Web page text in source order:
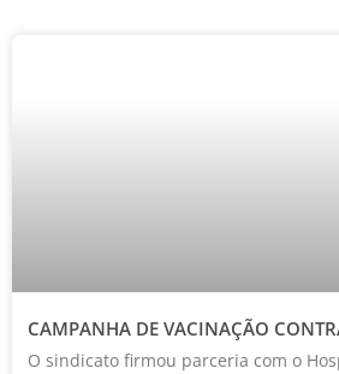
CAMPANHA DE VACINAÇÃO
O sindicato firmou parceria com o